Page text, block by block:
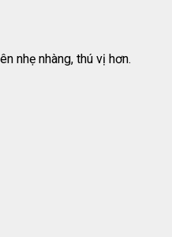
nhẹ nhàng, thú vị hơn.